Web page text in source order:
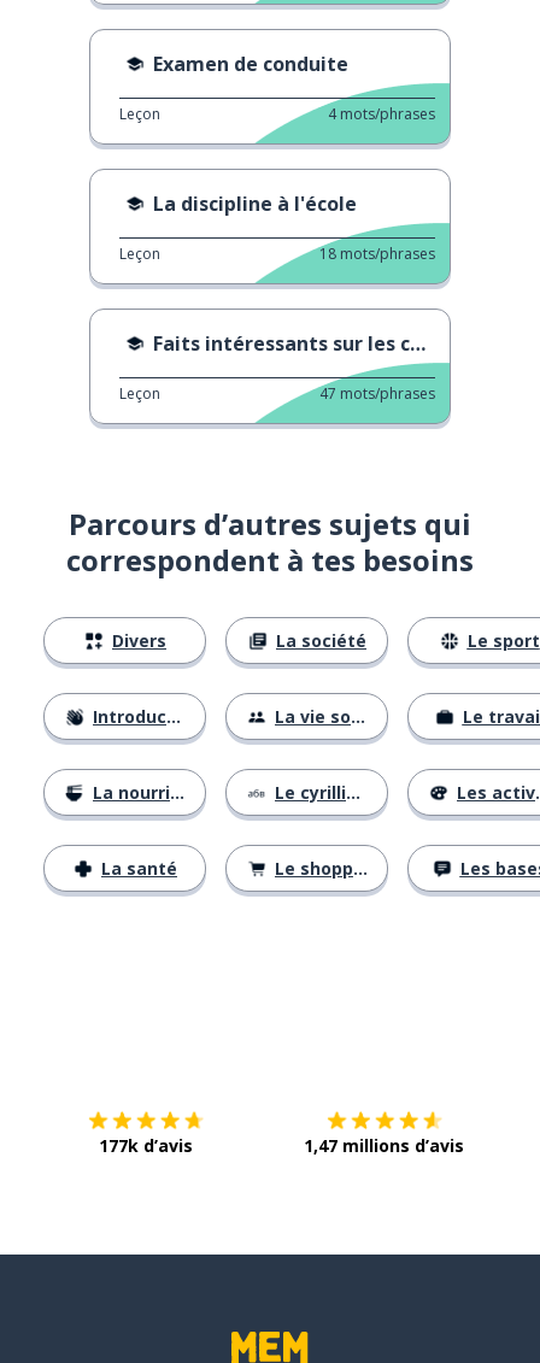
Examen de conduite
Leçon 4 mots/phrases
La discipline à l'école
Leçon 18 mots/phrases
Faits intéressants sur les chats
Leçon 47 mots/phrases
Parcours d’autres sujets qui
correspondent à tes besoins
Divers
Introductions
La nourriture
La santé
La société
La vie sociale
Le cyrillique
Le shopping
Le sport
Le
Les activités
Les
177k d’avis 1,47 millions d’avis